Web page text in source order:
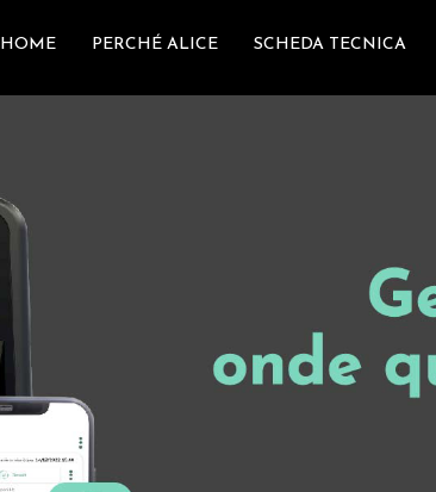
HOME PERCHÉ ALICE SCHEDA TECNICA